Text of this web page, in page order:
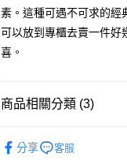
付款後全家取貨
每筆NT$80，滿
素。這種可遇不可求的經
可以放到專櫃去賣一件好
喜。
商品相關分類 (3)
分享 客服